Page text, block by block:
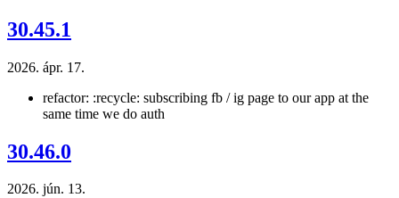
30.45.1
2026. ápr. 17.
refactor: :recycle: subscribing fb / ig page to our app at the
same time we do auth
30.46.0
2026. jún. 13.